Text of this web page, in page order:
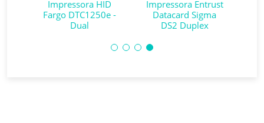
Impressora HID
Fargo DTC1250e -
Dual
Impressora Entrust
Datacard Sigma
DS2 Duplex